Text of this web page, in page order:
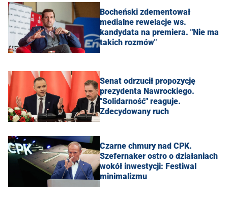
Bocheński zdementował
medialne rewelacje ws.
kandydata na premiera. "Nie ma
takich rozmów"
Senat odrzucił propozycję
prezydenta Nawrockiego.
"Solidarność" reaguje.
Zdecydowany ruch
Czarne chmury nad CPK.
Szefernaker ostro o działaniach
wokół inwestycji: Festiwal
minimalizmu